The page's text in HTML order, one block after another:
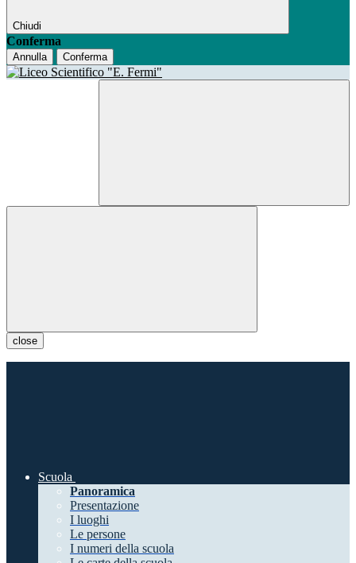
Chiudi
Conferma
Annulla Conferma
close
Scuola
Panoramica
Presentazione
I luoghi
Le persone
I numeri della scuola